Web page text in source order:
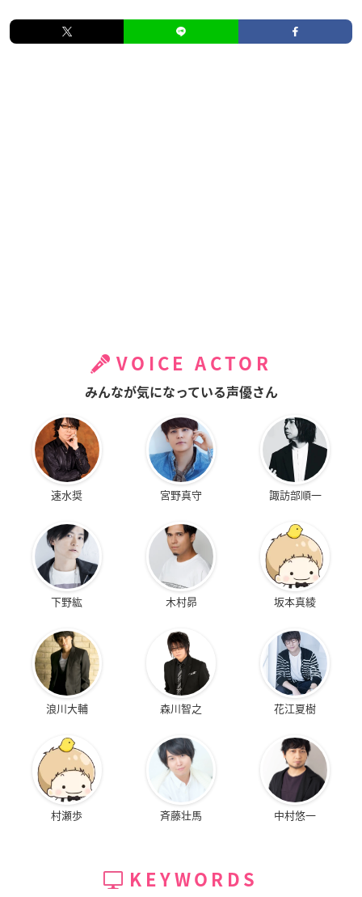
VOICE ACTOR
みんなが気になっている声優さん
速水奨 宮野真守 諏訪部順一
下野紘 木村昴 坂本真綾
浪川大輔 森川智之 花江夏樹
村瀬歩 斉藤壮馬 中村悠一
KEYWORDS